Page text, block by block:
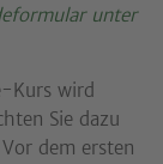
unter
Kurs wird
Sie dazu
dem ersten